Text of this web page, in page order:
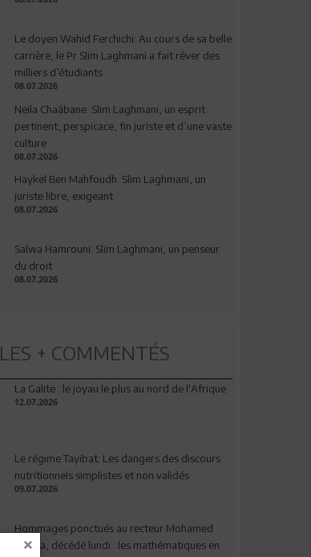
Le doyen Wahid Ferchichi: Au cours de sa belle
carrière, le Pr Slim Laghmani a fait rêver des
milliers d’étudiants
08.07.2026
Neila Chaâbane: Slim Laghmani, un esprit
pertinent, perspicace, fin juriste et d’une vaste
culture
08.07.2026
Haykel Ben Mahfoudh: Slim Laghmani, un
juriste libre, exigeant
08.07.2026
Salwa Hamrouni: Slim Laghmani, un penseur
du droit
08.07.2026
LES + COMMENTÉS
La Galite : le joyau le plus au nord de l'Afrique
12.07.2026
Le régime Tayibat: Les dangers des discours
nutritionnels simplistes et non validés
09.07.2026
Hommages ponctués au recteur Mohamed
Amara, décédé lundi : les mathématiques en